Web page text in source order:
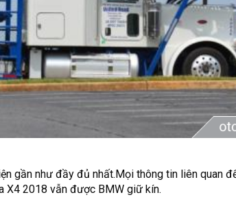
gần như đầy đủ nhất.Mọi thông tin liên quan
X4 2018 vẫn được BMW giữ kín.